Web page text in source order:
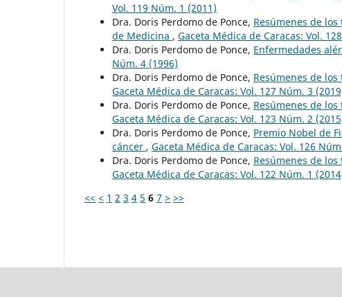
Vol. 119 Núm. 1 (2011)
Dra. Doris Perdomo de Ponce, Resúmenes de
de Medicina , Gaceta Médica de Caracas: Vol.
Dra. Doris Perdomo de Ponce, Enfermedades
Núm. 4 (1996)
Dra. Doris Perdomo de Ponce, Resúmenes de
Gaceta Médica de Caracas: Vol. 127 Núm. 3
Dra. Doris Perdomo de Ponce, Resúmenes de
Gaceta Médica de Caracas: Vol. 123 Núm. 2
Dra. Doris Perdomo de Ponce, Premio Nobel de
cáncer , Gaceta Médica de Caracas: Vol. 126
Dra. Doris Perdomo de Ponce, Resúmenes de
Gaceta Médica de Caracas: Vol. 122 Núm. 1
<< < 1 2 3 4 5 6 7 > >>